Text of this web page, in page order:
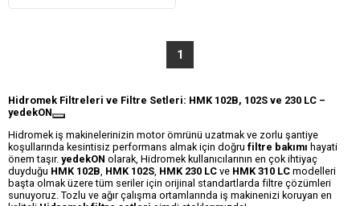
1
Hidromek Filtreleri ve Filtre Setleri: HMK 102B, 102S ve 230 LC –
yedekON
Hidromek iş makinelerinizin motor ömrünü uzatmak ve zorlu şantiye
koşullarında kesintisiz performans almak için doğru filtre bakımı hayati
önem taşır. yedekON olarak, Hidromek kullanıcılarının en çok ihtiyaç
duyduğu HMK 102B, HMK 102S, HMK 230 LC ve HMK 310 LC modelleri
başta olmak üzere tüm seriler için orijinal standartlarda filtre çözümleri
sunuyoruz. Tozlu ve ağır çalışma ortamlarında iş makinenizi koruyan en